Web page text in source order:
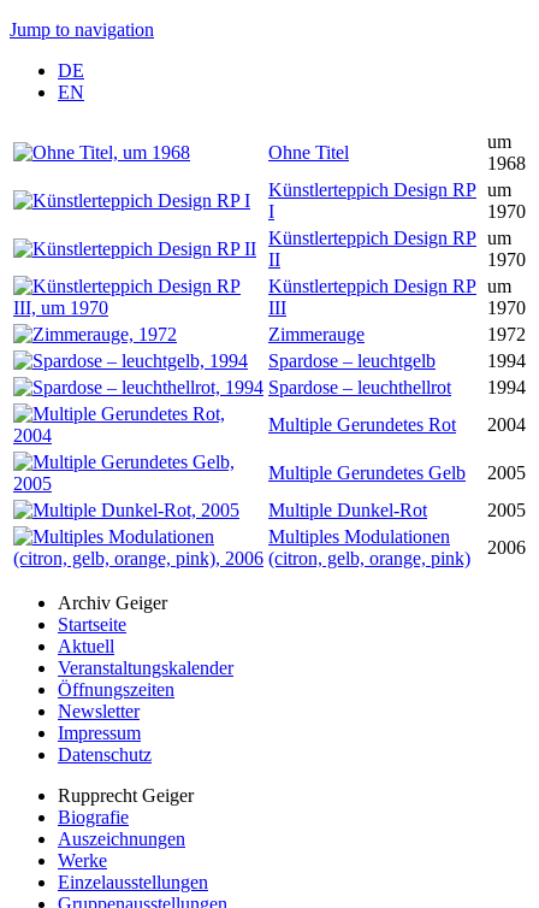
Jump to navigation
DE
EN
Ohne Titel
um
1968
Künstlerteppich Design RP
I
um
1970
Künstlerteppich Design RP
II
um
1970
Künstlerteppich Design RP
III
um
1970
Zimmerauge
1972
Spardose – leuchtgelb
1994
Spardose – leuchthellrot
1994
Multiple Gerundetes Rot
2004
Multiple Gerundetes Gelb
2005
Multiple Dunkel-Rot
2005
Multiples Modulationen
(citron, gelb, orange, pink)
2006
Archiv Geiger
Startseite
Aktuell
Veranstaltungskalender
Öffnungszeiten
Newsletter
Impressum
Datenschutz
Rupprecht Geiger
Biografie
Auszeichnungen
Werke
Einzelausstellungen
Gruppenausstellungen